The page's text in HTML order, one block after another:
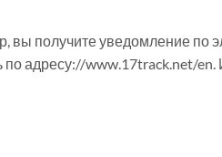
вы получите уведомление по
адресу://www.17track.net/